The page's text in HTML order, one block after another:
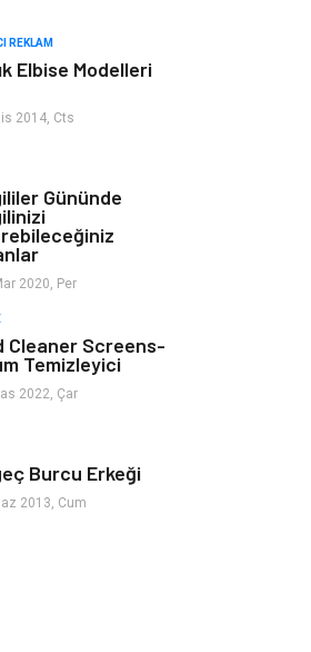
Tatil
Aksesuar
Spor
Kaçırmayın
Spor Malzemeleri
REKLAM
Elbise Modelleri
2014, Cts
Gününde
2020, Per
Cleaner Screens-
Temizleyici
2022, Çar
Burcu Erkeği
2013, Cum